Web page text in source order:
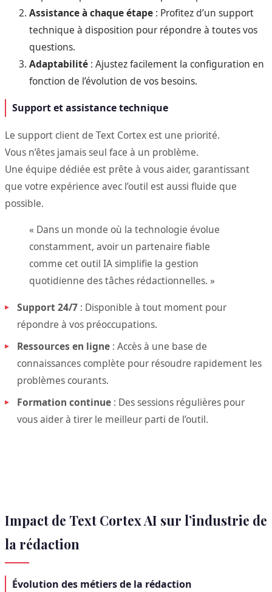
Assistance à chaque étape : Profitez d’un support
technique à disposition pour répondre à toutes vos
questions.
Adaptabilité : Ajustez facilement la configuration en
fonction de l’évolution de vos besoins.
Support et assistance technique
Le support client de Text Cortex est une priorité.
Vous n’êtes jamais seul face à un problème.
Une équipe dédiée est prête à vous aider, garantissant
que votre expérience avec l’outil est aussi fluide que
possible.
« Dans un monde où la technologie évolue
constamment, avoir un partenaire fiable
comme cet outil IA simplifie la gestion
quotidienne des tâches rédactionnelles. »
Support 24/7 : Disponible à tout moment pour
répondre à vos préoccupations.
Ressources en ligne : Accès à une base de
connaissances complète pour résoudre rapidement les
problèmes courants.
Formation continue : Des sessions régulières pour
vous aider à tirer le meilleur parti de l’outil.
Impact de Text Cortex AI sur l’industrie de
la rédaction
Évolution des métiers de la rédaction